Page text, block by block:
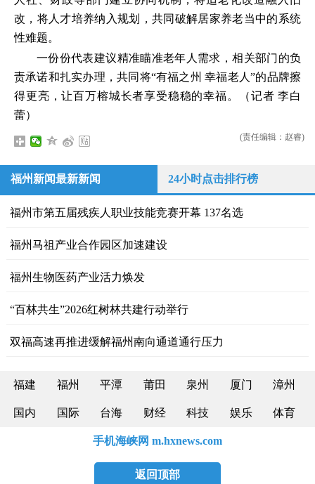
改，将人才培养纳入规划，共同破解居家养老当中的系统
性难题。
一份份代表建议精准瞄准老年人需求，相关部门的负
责承诺和扎实办理，共同将“有福之州 幸福老人”的品牌擦
得更亮，让百万榕城长者享受稳稳的幸福。（记者 李白
蕾）
(责任编辑：赵睿)
福州新闻最新新闻 24小时点击排行榜
福州市第五届残疾人职业技能竞赛开幕 137名选
福州马祖产业合作园区加速建设
福州生物医药产业活力焕发
“百林共生”2026红树林共建行动举行
双福高速再推进缓解福州南向通道通行压力
福建 福州 平潭 莆田 泉州 厦门 漳州
国内 国际 台海 财经 科技 娱乐 体育
手机海峡网 m.hxnews.com
返回顶部